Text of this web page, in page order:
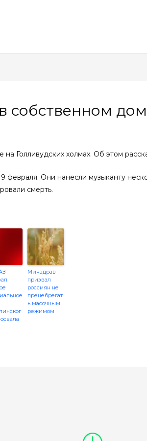
собственном
Голливудских холмах. Об этом
февраля. Они нанесли музыканту
смерть.
Минздрав
призвал
россиян не
пренебрегат
ь масочным
режимом